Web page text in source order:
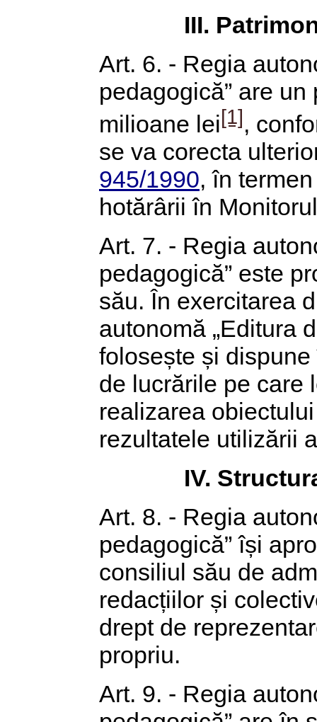
III.
Art. 6. - Regia
pedagogică” are
milioane lei[1],
se va corecta
945/1990, în
hotărârii în
Art. 7. - Regia
pedagogică” este
său. În exercitarea
autonomă „Editura
folosește și
de lucrările pe care
realizarea
rezultatele utilizării
IV.
Art. 8. - Regia
pedagogică” își
consiliul său de
redacțiilor și
drept de
propriu.
Art. 9. - Regia